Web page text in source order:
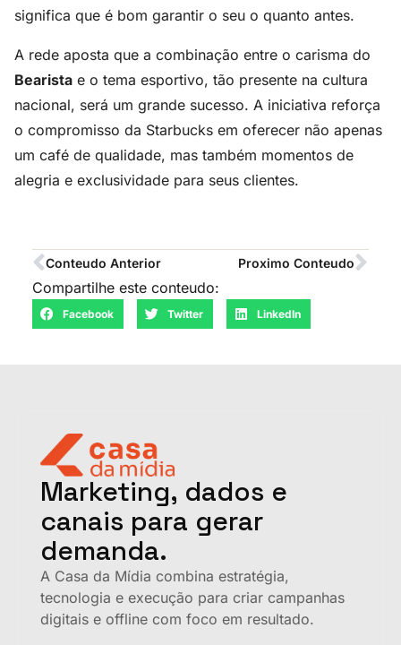
significa que é bom garantir o seu o quanto antes.
A rede aposta que a combinação entre o carisma do
Bearista e o tema esportivo, tão presente na cultura
nacional, será um grande sucesso. A iniciativa reforça
o compromisso da Starbucks em oferecer não apenas
um café de qualidade, mas também momentos de
alegria e exclusividade para seus clientes.
Conteudo Anterior Proximo Conteudo
Compartilhe este conteudo:
Facebook Twitter LinkedIn
Marketing, dados e
canais para gerar
demanda.
A Casa da Mídia combina estratégia,
tecnologia e execução para criar campanhas
digitais e offline com foco em resultado.